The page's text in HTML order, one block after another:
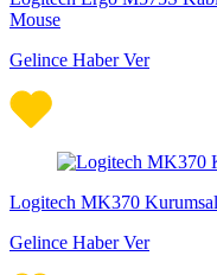
Mouse
Gelince Haber Ver
Logitech MK370
Gelince Haber Ver